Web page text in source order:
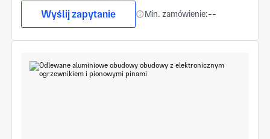
Wyślij zapytanie Min. zamówienie:--